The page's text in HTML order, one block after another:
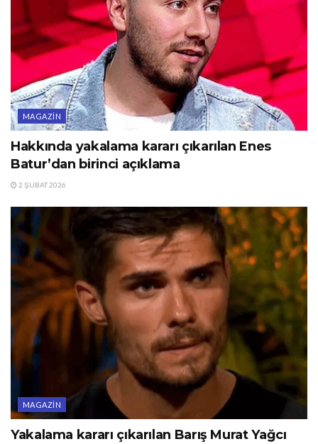
MAGAZIN
Hakkında yakalama kararı çıkarılan Enes
Batur’dan birinci açıklama
2 ŞUBAT 2026
MAGAZIN
Yakalama kararı çıkarılan Barış Murat Yağcı